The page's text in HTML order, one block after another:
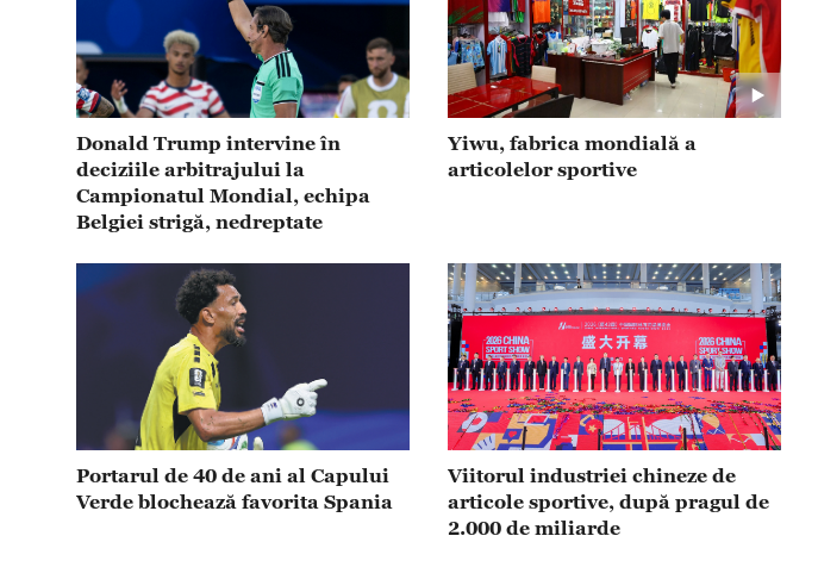
Donald Trump intervine în
deciziile arbitrajului la
Campionatul Mondial, echipa
Belgiei strigă, nedreptate
Yiwu, fabrica mondială a
articolelor sportive
Portarul de 40 de ani al Capului
Verde blochează favorita Spania
Viitorul industriei chineze de
articole sportive, după pragul de
2.000 de miliarde